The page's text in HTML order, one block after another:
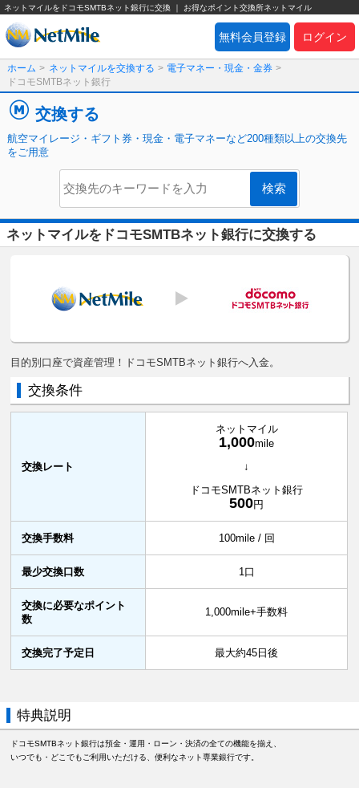
ネットマイルをドコモSMTBネット銀行に交換 ｜ お得なポイント交換所ネットマイル
ログイン
無料会員登録
ホーム > ネットマイルを交換する > 電子マネー・現金・金券 >
ドコモSMTBネット銀行
交換する
航空マイレージ・ギフト券・現金・電子マネーなど200種類以上の交換先
をご用意
ネットマイルをドコモSMTBネット銀行に交換する
目的別口座で資産管理！ドコモSMTBネット銀行へ入金。
交換条件
交換レート
ネットマイル
1,000mile
↓
ドコモSMTBネット銀行
500円
交換手数料 100mile / 回
最少交換口数 1口
交換に必要なポイント
数
1,000mile+手数料
交換完了予定日 最大約45日後
特典説明
ドコモSMTBネット銀行は預金・運用・ローン・決済の全ての機能を揃え、
いつでも・どこでもご利用いただける、便利なネット専業銀行です。